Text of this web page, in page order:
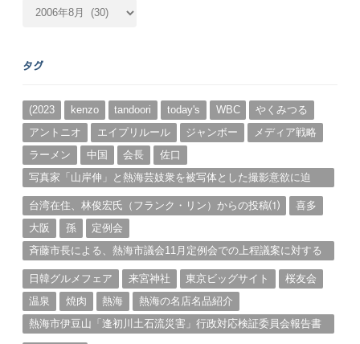
カ
ブ
タグ
(2023 kenzo tandoori today's WBC
やくみつる
アントニオ
エイプリルール ジャンボー
メディア戦略
ラーメン
中国 会長
佐口
写真家「山岸伸」と熱海芸妓衆を被写体とした撮影意欲に迫
台湾在住、林俊宏氏（フランク・リン）からの投稿⑴
喜多
大阪
孫
定例会
斉藤市長による、熱海市議会11月定例会での上程議案に対する
日韓グルメフェア
来宮神社 東京ビッグサイト
桜友会
温泉
焼肉 熱海
熱海の名店名品紹介
熱海市伊豆山「逢初川土石流災害」行政対応検証委員会報告書